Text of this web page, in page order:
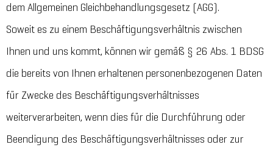
dem Allgemeinen Gleichbehandlungsgesetz (AGG).
Soweit es zu einem Beschäftigungsverhältnis zwischen
Ihnen und uns kommt, können wir gemäß § 26 Abs. 1 BDSG
die bereits von Ihnen erhaltenen personenbezogenen Daten
für Zwecke des Beschäftigungsverhältnisses
weiterverarbeiten, wenn dies für die Durchführung oder
Beendigung des Beschäftigungsverhältnisses oder zur